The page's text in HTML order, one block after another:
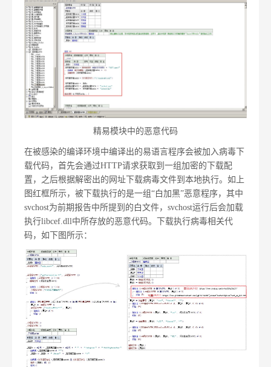
精易模块中的恶意代码
在被感染的编译环境中编译出的易语言程序会被加入病毒下
载代码，首先会通过HTTP请求获取到一组加密的下载配
置，之后根据解密出的网址下载病毒文件到本地执行。如上
图红框所示，被下载执行的是一组“白加黑”恶意程序，其中
svchost为前期报告中所提到的白文件，svchost运行后会加载
执行libcef.dll中所存放的恶意代码。下载执行病毒相关代
码，如下图所示：